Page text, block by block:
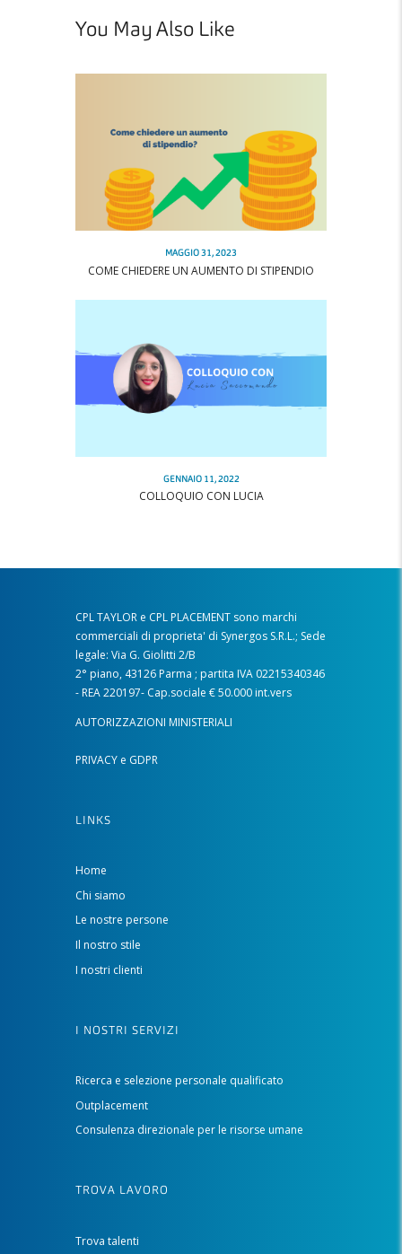
You May Also Like
MAGGIO 31, 2023
COME CHIEDERE UN AUMENTO DI STIPENDIO
GENNAIO 11, 2022
COLLOQUIO CON LUCIA
CPL TAYLOR e CPL PLACEMENT sono marchi
commerciali di proprieta' di Synergos S.R.L.; Sede
legale: Via G. Giolitti 2/B
2° piano, 43126 Parma ; partita IVA 02215340346
- REA 220197- Cap.sociale € 50.000 int.vers
AUTORIZZAZIONI MINISTERIALI
PRIVACY e GDPR
LINKS
Home
Chi siamo
Le nostre persone
Il nostro stile
I nostri clienti
I NOSTRI SERVIZI
Ricerca e selezione personale qualificato
Outplacement
Consulenza direzionale per le risorse umane
TROVA LAVORO
Trova talenti